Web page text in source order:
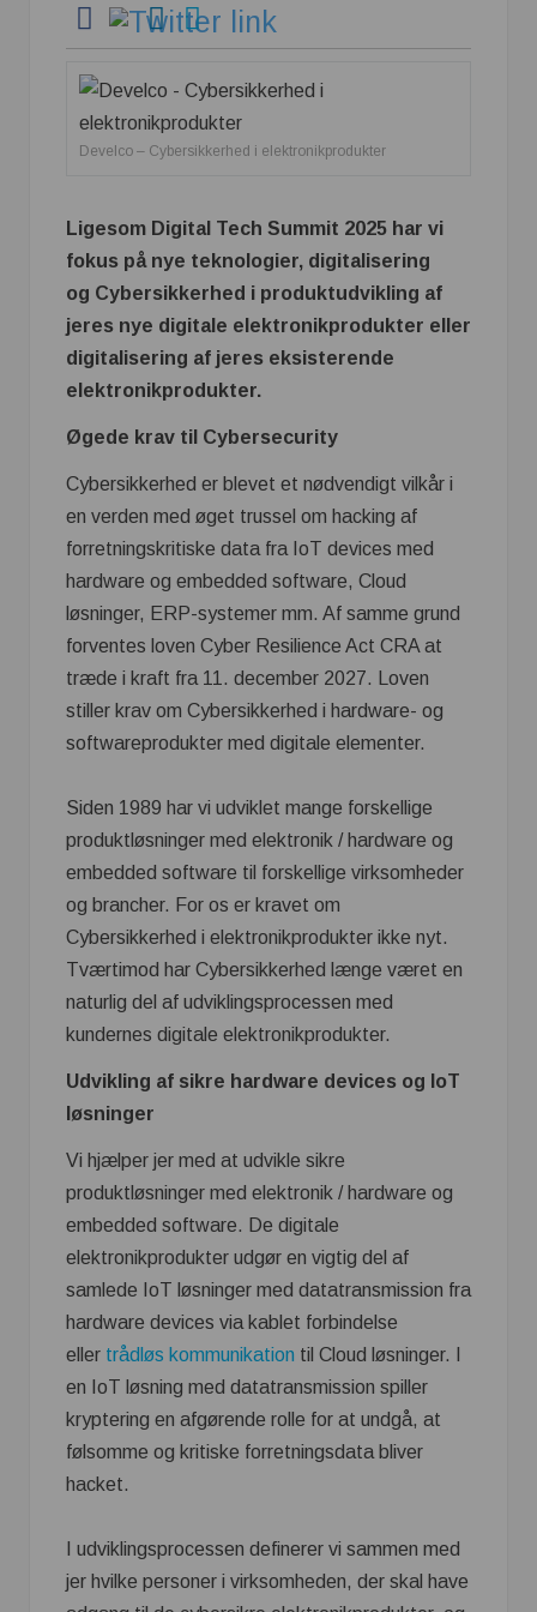
Develco – Cybersikkerhed i elektronikprodukter
Ligesom Digital Tech Summit 2025 har vi
fokus på nye teknologier, digitalisering
og Cybersikkerhed i produktudvikling af
jeres nye digitale elektronikprodukter eller
digitalisering af jeres eksisterende
elektronikprodukter.
Øgede krav til Cybersecurity
Cybersikkerhed er blevet et nødvendigt vilkår i
en verden med øget trussel om hacking af
forretningskritiske data fra IoT devices med
hardware og embedded software, Cloud
løsninger, ERP-systemer mm. Af samme grund
forventes loven Cyber Resilience Act CRA at
træde i kraft fra 11. december 2027. Loven
stiller krav om Cybersikkerhed i hardware- og
softwareprodukter med digitale elementer.
Siden 1989 har vi udviklet mange forskellige
produktløsninger med elektronik / hardware og
embedded software til forskellige virksomheder
og brancher. For os er kravet om
Cybersikkerhed i elektronikprodukter ikke nyt.
Tværtimod har Cybersikkerhed længe været en
naturlig del af udviklingsprocessen med
kundernes digitale elektronikprodukter.
Udvikling af sikre hardware devices og IoT
løsninger
Vi hjælper jer med at udvikle sikre
produktløsninger med elektronik / hardware og
embedded software. De digitale
elektronikprodukter udgør en vigtig del af
samlede IoT løsninger med datatransmission fra
hardware devices via kablet forbindelse
eller trådløs kommunikation til Cloud løsninger. I
en IoT løsning med datatransmission spiller
kryptering en afgørende rolle for at undgå, at
følsomme og kritiske forretningsdata bliver
hacket.
I udviklingsprocessen definerer vi sammen med
jer hvilke personer i virksomheden, der skal have